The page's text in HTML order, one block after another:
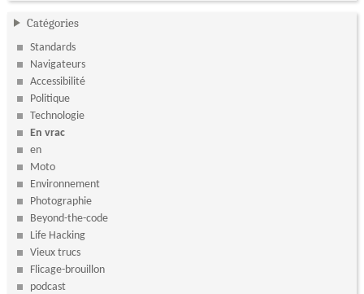
Catégories
Standards
Navigateurs
Accessibilité
Politique
Technologie
En vrac
en
Moto
Environnement
Photographie
Beyond-the-code
Life Hacking
Vieux trucs
Flicage-brouillon
podcast